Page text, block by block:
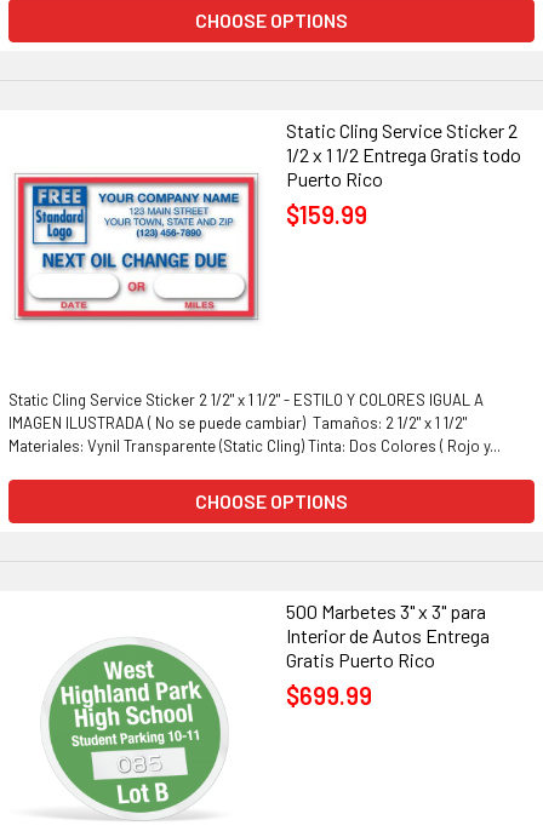
CHOOSE OPTIONS
Static Cling Service Sticker 2
1/2 x 1 1/2 Entrega Gratis todo
Puerto Rico
$159.99
Static Cling Service Sticker 2 1/2" x 1 1/2" - ESTILO Y COLORES IGUAL A
IMAGEN ILUSTRADA ( No se puede cambiar) Tamaños: 2 1/2" x 1 1/2"
Materiales: Vynil Transparente (Static Cling) Tinta: Dos Colores ( Rojo y...
CHOOSE OPTIONS
500 Marbetes 3" x 3" para
Interior de Autos Entrega
Gratis Puerto Rico
$699.99